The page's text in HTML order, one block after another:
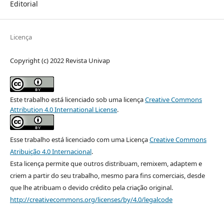
Editorial
Licença
Copyright (c) 2022 Revista Univap
Este trabalho está licenciado sob uma licençaCreative Commons
Attribution 4.0 International License.
Esse trabalho está licenciado com uma LicençaCreative Commons
Atribuição 4.0 Internacional.
Esta licença permite que outros distribuam, remixem, adaptem e
criem a partir do seu trabalho, mesmo para fins comerciais, desde
que lhe atribuam o devido crédito pela criação original.
http://creativecommons.org/licenses/by/4.0/legalcode